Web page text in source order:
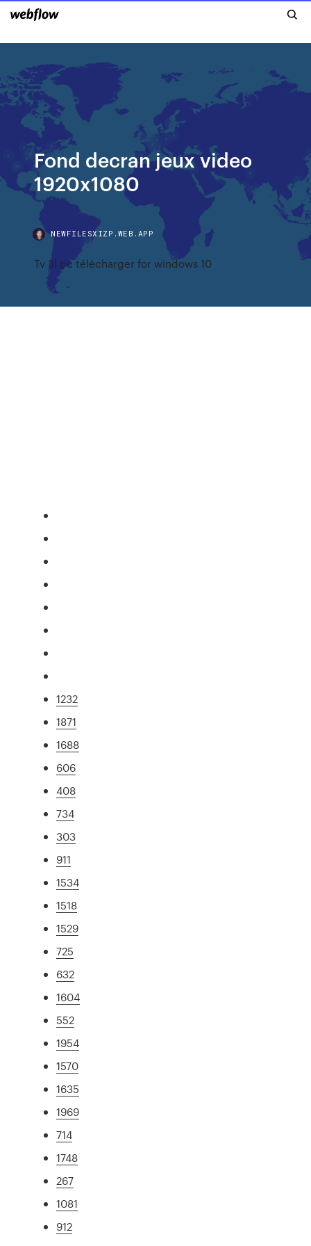
Fond decran jeux video
1920x1080
NEWFILESXIZP.WEB.APP
Tv 3l pc télécharger for windows 10
1232
1871
1688
606
408
734
303
911
1534
1518
1529
725
632
1604
552
1954
1570
1635
1969
714
1748
267
1081
912